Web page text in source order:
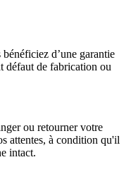
d’une garantie
défaut de fabrication ou
ou retourner votre
attentes, à condition qu'il
intact.